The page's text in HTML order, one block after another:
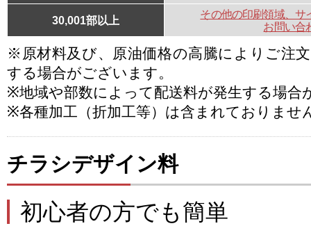
30,001部以上
その他の印刷領域、サ
お問い合
※原材料及び、原油価格の高騰によりご注
する場合がございます。
※地域や部数によって配送料が発生する場合
※各種加工（折加工等）は含まれておりませ
チラシデザイン料
初心者の方でも簡単